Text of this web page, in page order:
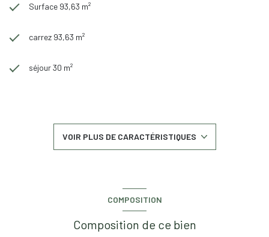
Surface 93,63 m²
carrez 93,63 m²
séjour 30 m²
Chauffage collectif : au sol (gaz)
VOIR PLUS DE CARACTÉRISTIQUES
COMPOSITION
Composition de ce bien